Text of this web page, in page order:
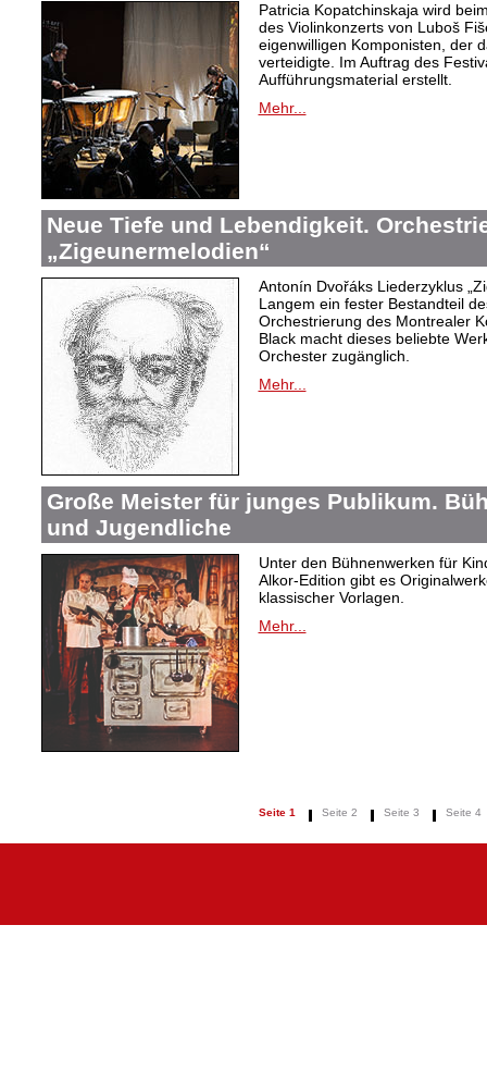
Patricia Kopatchinskaja wird
des Violinkonzerts von Luboš
eigenwilligen Komponisten, der
verteidigte. Im Auftrag des
Aufführungsmaterial erstellt.
Mehr...
Neue Tiefe und Lebendigkeit.
„Zigeunermelodien“
Antonín Dvořáks Liederzyklus
Langem ein fester Bestandteil
Orchestrierung des Montrealer
Black macht dieses beliebte
Orchester zugänglich.
Mehr...
Große Meister für junges Publikum.
und Jugendliche
Unter den Bühnenwerken für
Alkor-Edition gibt es
klassischer Vorlagen.
Mehr...
Seite 1 Seite 2 Seite 3 Seite 4